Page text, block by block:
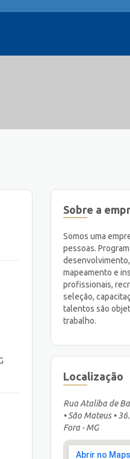
Sobre a
Somos uma
pessoas.
mapeamento e
profissionais,
seleção,
talentos são
trabalho.
Localização
Rua Ataliba de
• São Mateus •
Fora - MG